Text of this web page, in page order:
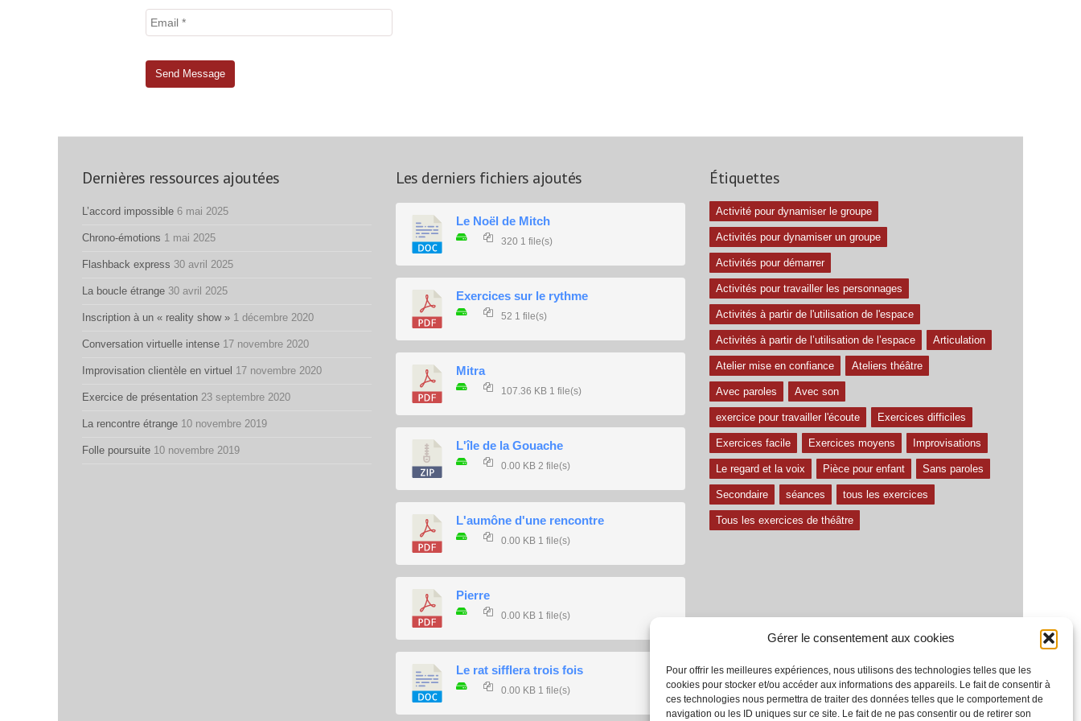
Gérer le consentement aux cookies
Pour offrir les meilleures expériences, nous utilisons des technologies telles que les
cookies pour stocker et/ou accéder aux informations des appareils. Le fait de consentir à
ces technologies nous permettra de traiter des données telles que le comportement de
navigation ou les ID uniques sur ce site. Le fait de ne pas consentir ou de retirer son
Dernières ressources ajoutées
L’accord impossible 6 mai 2025
Chrono-émotions 1 mai 2025
Flashback express 30 avril 2025
La boucle étrange 30 avril 2025
Inscription à un « reality show » 1 décembre 2020
Conversation virtuelle intense 17 novembre 2020
Improvisation clientèle en virtuel 17 novembre 2020
Exercice de présentation 23 septembre 2020
La rencontre étrange 10 novembre 2019
Folle poursuite 10 novembre 2019
Les derniers fichiers ajoutés
Le Noël de Mitch
320 1 file(s)
Exercices sur le rythme
52 1 file(s)
Mitra
107.36 KB 1 file(s)
L'île de la Gouache
0.00 KB 2 file(s)
L'aumône d'une rencontre
0.00 KB 1 file(s)
Pierre
0.00 KB 1 file(s)
Le rat sifflera trois fois
0.00 KB 1 file(s)
Étiquettes
Activité pour dynamiser le groupe
Activités pour dynamiser un groupe
Activités pour démarrer
Activités pour travailler les personnages
Activités à partir de l'utilisation de l'espace
Activités à partir de l’utilisation de l’espace Articulation
Atelier mise en confiance Ateliers théâtre
Avec paroles Avec son
exercice pour travailler l'écoute Exercices difficiles
Exercices facile Exercices moyens Improvisations
Le regard et la voix Pièce pour enfant Sans paroles
Secondaire séances tous les exercices
Tous les exercices de théâtre